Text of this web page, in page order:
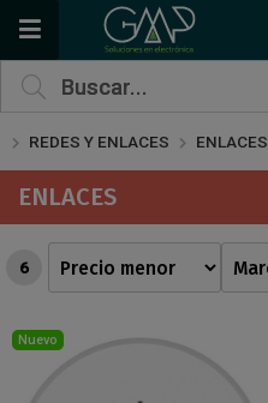
REDES Y ENLACES ENLACES
ENLACES
6
Nuevo